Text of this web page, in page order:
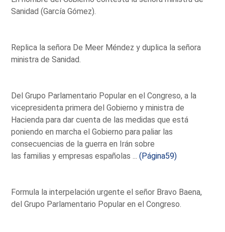
Sanidad (García Gómez).
Replica la señora De Meer Méndez y duplica la señora
ministra de Sanidad.
Del Grupo Parlamentario Popular en el Congreso, a la
vicepresidenta primera del Gobierno y ministra de
Hacienda para dar cuenta de las medidas que está
poniendo en marcha el Gobierno para paliar las
consecuencias de la guerra en Irán sobre
las familias y empresas españolas ...(Página59)
Formula la interpelación urgente el señor Bravo Baena,
del Grupo Parlamentario Popular en el Congreso.